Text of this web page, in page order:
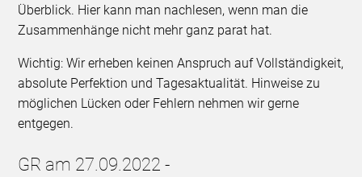
Überblick. Hier kann man nachlesen, wenn man die
Zusammenhänge nicht mehr ganz parat hat.
Wichtig: Wir erheben keinen Anspruch auf Vollständigkeit,
absolute Perfektion und Tagesaktualität. Hinweise zu
möglichen Lücken oder Fehlern nehmen wir gerne
entgegen.
GR am 27.09.2022 -